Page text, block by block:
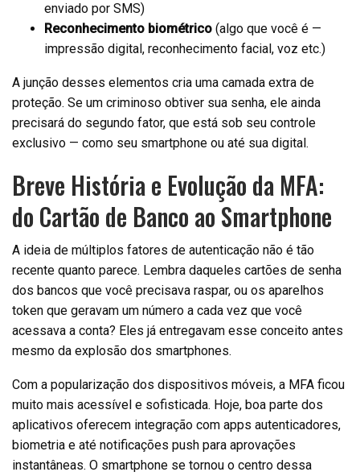
enviado por SMS)
Reconhecimento biométrico (algo que você é —
impressão digital, reconhecimento facial, voz etc.)
A junção desses elementos cria uma camada extra de
proteção. Se um criminoso obtiver sua senha, ele ainda
precisará do segundo fator, que está sob seu controle
exclusivo — como seu smartphone ou até sua digital.
Breve História e Evolução da MFA:
do Cartão de Banco ao Smartphone
A ideia de múltiplos fatores de autenticação não é tão
recente quanto parece. Lembra daqueles cartões de senha
dos bancos que você precisava raspar, ou os aparelhos
token que geravam um número a cada vez que você
acessava a conta? Eles já entregavam esse conceito antes
mesmo da explosão dos smartphones.
Com a popularização dos dispositivos móveis, a MFA ficou
muito mais acessível e sofisticada. Hoje, boa parte dos
aplicativos oferecem integração com apps autenticadores,
biometria e até notificações push para aprovações
instantâneas. O smartphone se tornou o centro dessa